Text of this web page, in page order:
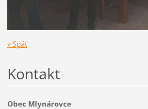
« Späť
Kontakt
Obec Mlynárovce